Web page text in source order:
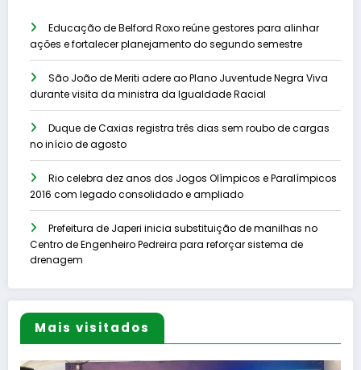
Educação de Belford Roxo reúne gestores para alinhar
ações e fortalecer planejamento do segundo semestre
São João de Meriti adere ao Plano Juventude Negra Viva
durante visita da ministra da Igualdade Racial
Duque de Caxias registra três dias sem roubo de cargas
no início de agosto
Rio celebra dez anos dos Jogos Olímpicos e Paralímpicos
2016 com legado consolidado e ampliado
Prefeitura de Japeri inicia substituição de manilhas no
Centro de Engenheiro Pedreira para reforçar sistema de
drenagem
Mais visitados